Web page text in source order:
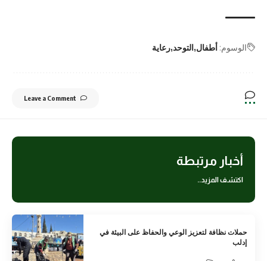
الوسوم: أطفال التوحد رعاية
Leave a Comment
أخبار مرتبطة
اكتشف المزيد..
حملات نظافة لتعزيز الوعي والحفاظ على البيئة في
إدلب